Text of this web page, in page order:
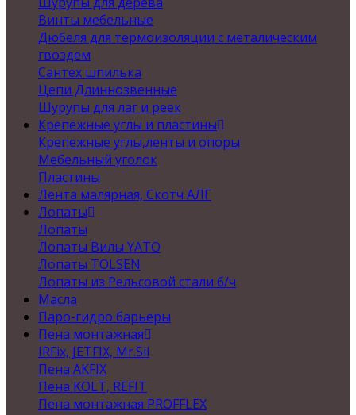
Винты мебельные
Дюбеля для термоизоляции с металическим
гвоздем
Сантех шпилька
Цепи Длиннозвенные
Шурупы для лаг и реек
Крепежные углы и пластины
Крепежные углы,ленты и опоры
Мебельный уголок
Пластины
Лента малярная, Скотч АЛГ
Лопаты
Лопаты
Лопаты Вилы YATO
Лопаты TOLSEN
Лопаты из Рельсовой стали б/ч
Масла
Паро-гидро барьеры
Пена монтажная
IRFix, JETFIX, Mr.Sil
Пена AKFIX
Пена KOLT, REFIT
Пена монтажная PROFFLEX